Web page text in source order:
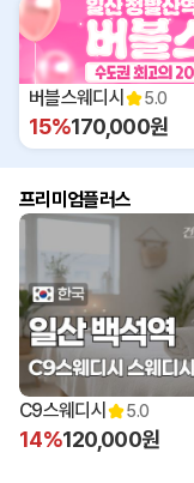
버블스웨디시 5.0
15%170,000원
프리미엄플러스
C9스웨디시 5.0
14%120,000원